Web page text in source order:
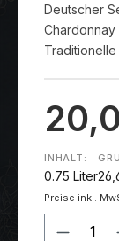
Deutscher
Chardonnay
INHALT:
0.75 Liter
Preise inkl.